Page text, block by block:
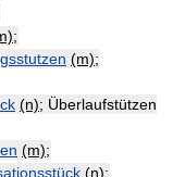
;
(m);
(n); Überlaufstützen
(m);
(n);